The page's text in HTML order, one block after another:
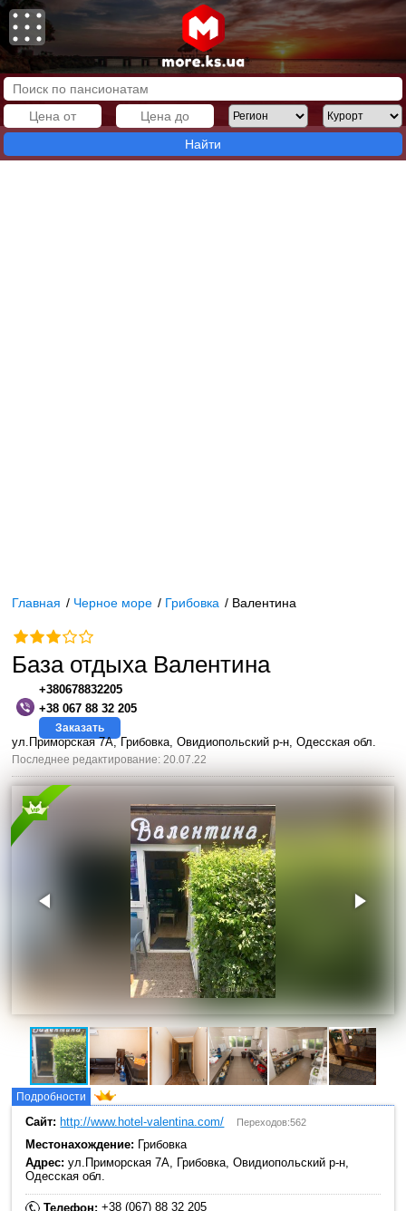
Найти
Главная / Черное море / Грибовка / Валентина
База отдыха Валентина
+380678832205
+38 067 88 32 205
Заказать
ул.Приморская 7А, Грибовка, Овидиопольский р-н, Одесская обл.
Последнее редактирование: 20.07.22
Подробности
Сайт: http://www.hotel-valentina.com/ Переходов:562
Местонахождение: Грибовка
Адрес: ул.Приморская 7А, Грибовка, Овидиопольский р-н,
Одесская обл.
Телефон:+38 (067) 88 32 205